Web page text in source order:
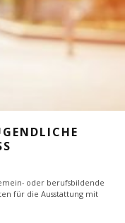
oder berufsbildende
für die Ausstattung mit